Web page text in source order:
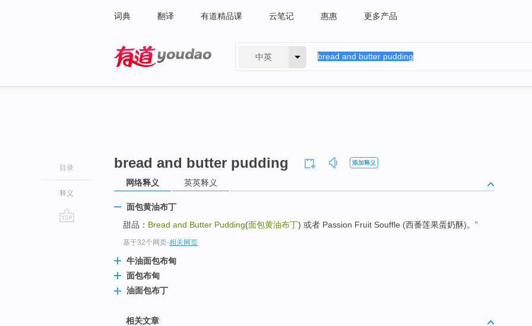
词典 翻译 有道精品课 云笔记 惠惠 更多产品
中英
目录
释义
bread and butter pudding 添加释义
网络释义 英英释义
面包黄油布丁
甜品： Bread and Butter Pudding(面包黄油布丁) 或者 Passion Fruit Souffle (西番莲果蛋奶酥)。”
基于32个网页-相关网页
牛油面包布甸
面包布甸
油面包布丁
相关文章